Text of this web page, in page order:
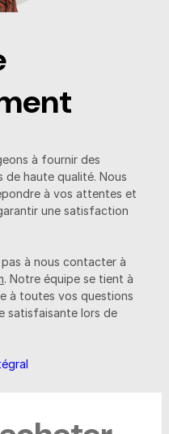
à fournir des
de haute qualité. Nous
à vos attentes et
une satisfaction
à nous contacter à
. Notre équipe se tient à
à toutes vos questions
satisfaisante lors de